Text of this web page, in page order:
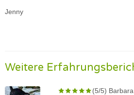
Jenny
Weitere
(5/5) Barbara